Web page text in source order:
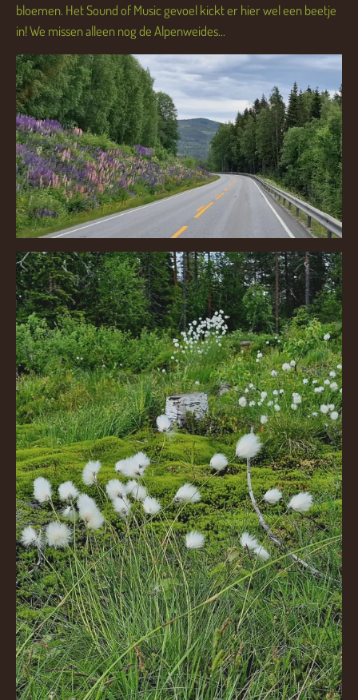
bloemen. Het Sound of Music gevoel kickt er hier wel een beetje
in! We missen alleen nog de Alpenweides...